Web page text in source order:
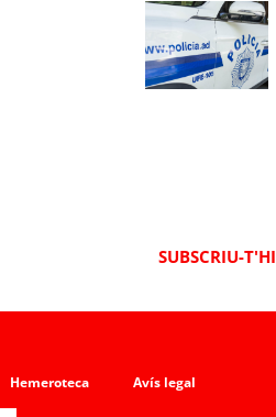
SUBSCRIU-T'HI
Hemeroteca Avís legal